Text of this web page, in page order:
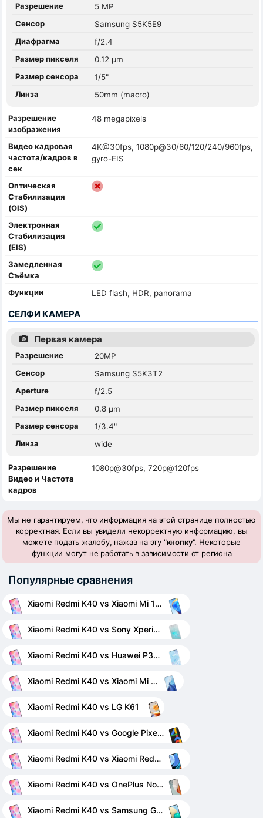
Разрешение
5 MP
Сенсор
Samsung S5K5E9
Диафрагма
f/2.4
Размер пикселя
0.12 µm
Размер сенсора
1/5"
Линза
50mm (macro)
Разрешение
изображения
48 megapixels
Видео кадровая
частота/кадров в
сек
4K@30fps, 1080p@30/60/120/240/960fps,
gyro-EIS
Оптическая
Стабилизация
(OIS)
Электронная
Стабилизация
(EIS)
Замедленная
Съёмка
Функции
LED flash, HDR, panorama
СЕЛФИ КАМЕРА
Первая камера
Разрешение
20MP
Сенсор
Samsung S5K3T2
Aperture
f/2.5
Размер пикселя
0.8 µm
Размер сенсора
1/3.4"
Линза
wide
Разрешение
Видео и Частота
кадров
1080p@30fps, 720p@120fps
Мы не гарантируем, что информация на этой странице полностью
корректная. Если вы увидели некорректную информацию, вы
можете подать жалобу, нажав на эту "кнопку". Некоторые
функции могут не работать в зависимости от региона
Популярные сравнения
Xiaomi Redmi K40 vs Xiaomi Mi 10T Pro
Xiaomi Redmi K40 vs Sony Xperia XZ2 Compact
Xiaomi Redmi K40 vs Huawei P30 Pro
Xiaomi Redmi K40 vs Xiaomi Mi 11
Xiaomi Redmi K40 vs LG K61
Xiaomi Redmi K40 vs Google Pixel 4a
Xiaomi Redmi K40 vs Xiaomi Redmi 9T
Xiaomi Redmi K40 vs OnePlus Nord N100
Xiaomi Redmi K40 vs Samsung Galaxy A02